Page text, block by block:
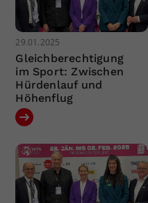
29.01.2025
Gleichberechtigung
im Sport: Zwischen
Hürdenlauf und
Höhenflug